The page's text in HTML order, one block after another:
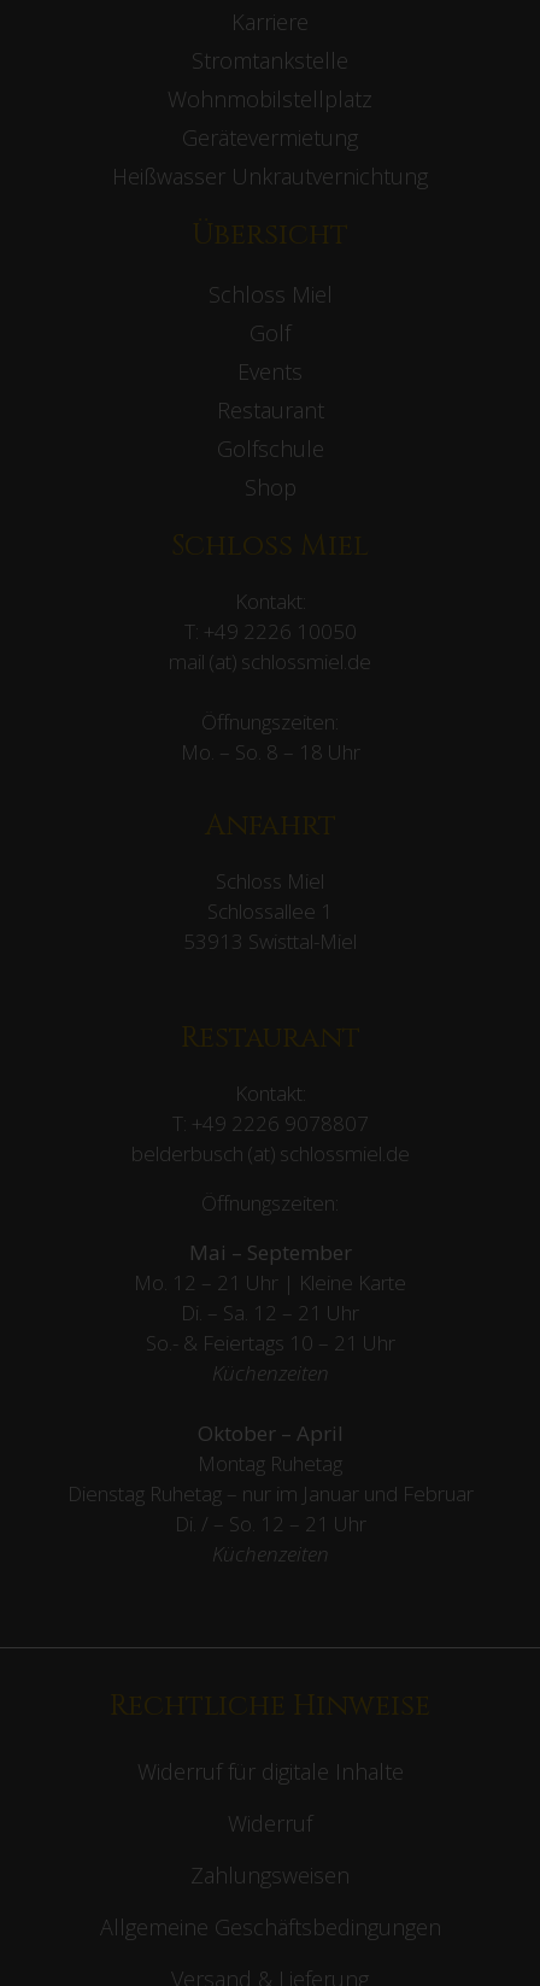
Karriere
Stromtankstelle
Wohnmobilstellplatz
Gerätevermietung
Heißwasser Unkrautvernichtung
Übersicht
Schloss Miel
Golf
Events
Restaurant
Golfschule
Shop
Schloss Miel
Kontakt:
T: +49 2226 10050
mail (at) schlossmiel.de
Öffnungszeiten:
Mo. – So. 8 – 18 Uhr
Anfahrt
Schloss Miel
Schlossallee 1
53913 Swisttal-Miel
Restaurant
Kontakt:
T: +49 2226 9078807
belderbusch (at) schlossmiel.de
Öffnungszeiten:
Mai – September
Mo. 12 – 21 Uhr | Kleine Karte
Di. – Sa. 12 – 21 Uhr
So.- & Feiertags 10 – 21 Uhr
Küchenzeiten
Oktober – April
Montag Ruhetag
Dienstag Ruhetag – nur im Januar und Februar
Di. / – So. 12 – 21 Uhr
Küchenzeiten
Rechtliche Hinweise
Widerruf für digitale Inhalte
Widerruf
Zahlungsweisen
Allgemeine Geschäftsbedingungen
Versand & Lieferung